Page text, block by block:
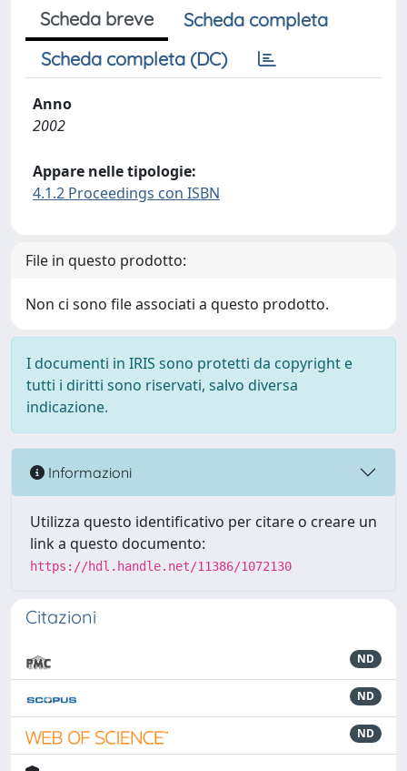
Scheda breve
Scheda completa
Scheda completa (DC)
Anno
2002
Appare nelle tipologie:
4.1.2 Proceedings con ISBN
File in questo prodotto:
Non ci sono file associati a questo prodotto.
I documenti in IRIS sono protetti da copyright e
tutti i diritti sono riservati, salvo diversa
indicazione.
Informazioni
Utilizza questo identificativo per citare o creare un
link a questo documento:
https://hdl.handle.net/11386/1072130
Citazioni
ND
ND
ND